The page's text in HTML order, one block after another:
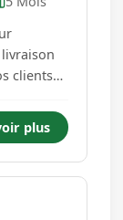
clients
et de
des
plus